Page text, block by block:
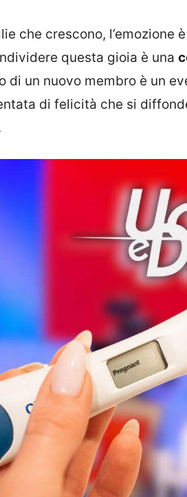
che crescono, l’emozione
questa gioia è una
di un nuovo membro è un
di felicità che si